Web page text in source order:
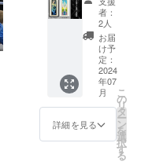
ケーキ
とドリ
ンク(一
杯)はリ
ターン
に含み
ます 会
場まで
費、追
加料理
の役者
からの
お礼
メッ
セージ
をPhoto
ポスト
カード
裏側に
直筆で
もOK☆
彡 バ
ナーと
一緒
に、8月
27日
チェキ
撮影
券“5
枚”を
トから
の特別
なリ
ターン
クラウ
ドファ
ンディ
ング限
定品
【龍
神 複
製画】
者：
2人
お届
け予
定：
2024
年07
月
詳細を見る
こ
の
リ
タ
ー
ン
を
選
択
す
る